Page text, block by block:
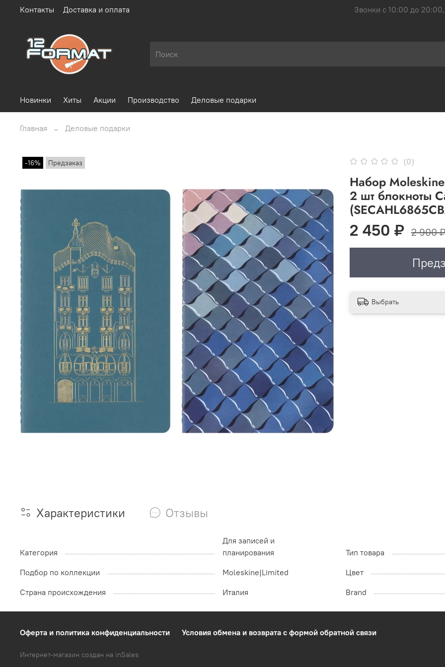
Контакты Доставка и оплата Звонки с 10:00 до 20:00,
Новинки Хиты Акции Производство Деловые подарки
Главная Деловые подарки
-16% Предзаказ (0)
Набор
2 шт блокноты
2 450 ₽ 2 900 ₽
Выбрать
Характеристики Отзывы
Категория
Для записей и
планирования
Тип товара
Подбор по коллекции
Moleskine|Limited Цвет
Страна происхождения
Италия Brand
Оферта и политика конфиденциальности Условия обмена и возврата с формой обратной связи
Интернет-магазин создан на inSales